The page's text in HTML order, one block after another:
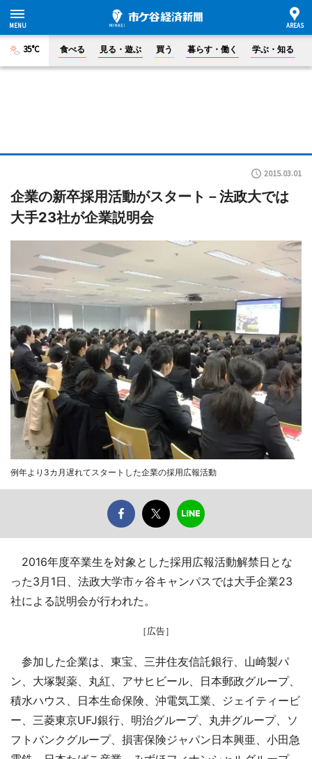
35°C 食べる 見る・遊ぶ 買う 暮らす・働く 学ぶ・知る
2015.03.01
企業の新卒採用活動がスタート－法政大では
大手23社が企業説明会
例年より3カ月遅れてスタートした企業の採用広報活動
2016年度卒業生を対象とした採用広報活動解禁日とな
った3月1日、法政大学市ヶ谷キャンパスでは大手企業23
社による説明会が行われた。
［広告］
参加した企業は、東宝、三井住友信託銀行、山崎製パ
ン、大塚製薬、丸紅、アサヒビール、日本郵政グループ、
積水ハウス、日本生命保険、沖電気工業、ジェイティービ
ー、三菱東京UFJ銀行、明治グループ、丸井グループ、ソ
フトバンクグループ、損害保険ジャパン日本興亜、小田急